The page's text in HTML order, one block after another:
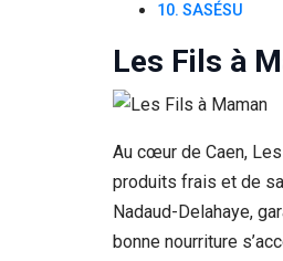
SASÉSU
Les Fils à
Au cœur de Caen,
produits frais et de
Nadaud-Delahaye,
bonne nourriture
En partageant
votre intérêt et
comportement
visitez notre
augmentez les
chances de